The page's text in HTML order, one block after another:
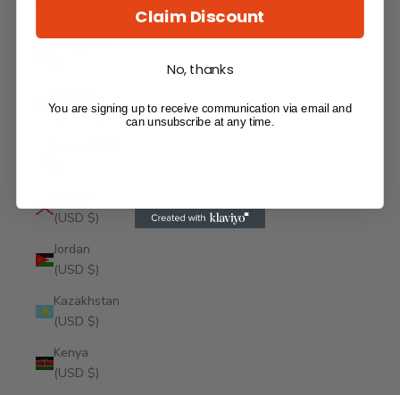
Italy (USD
(USD $)
(USD $)
Jordan
(USD $)
Kazakhstan
(USD $)
Kenya
(USD $)
Claim Discount
No, thanks
You are signing up to receive communication via email and
can unsubscribe at any time.